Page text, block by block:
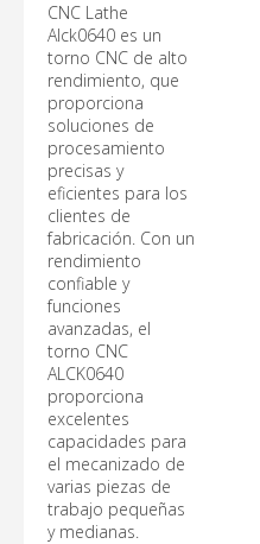
CNC Lathe
Alck0640 es un
torno CNC de alto
rendimiento, que
proporciona
soluciones de
procesamiento
precisas y
eficientes para los
clientes de
fabricación. Con un
rendimiento
confiable y
funciones
avanzadas, el
torno CNC
ALCK0640
proporciona
excelentes
capacidades para
el mecanizado de
varias piezas de
trabajo pequeñas
y medianas.